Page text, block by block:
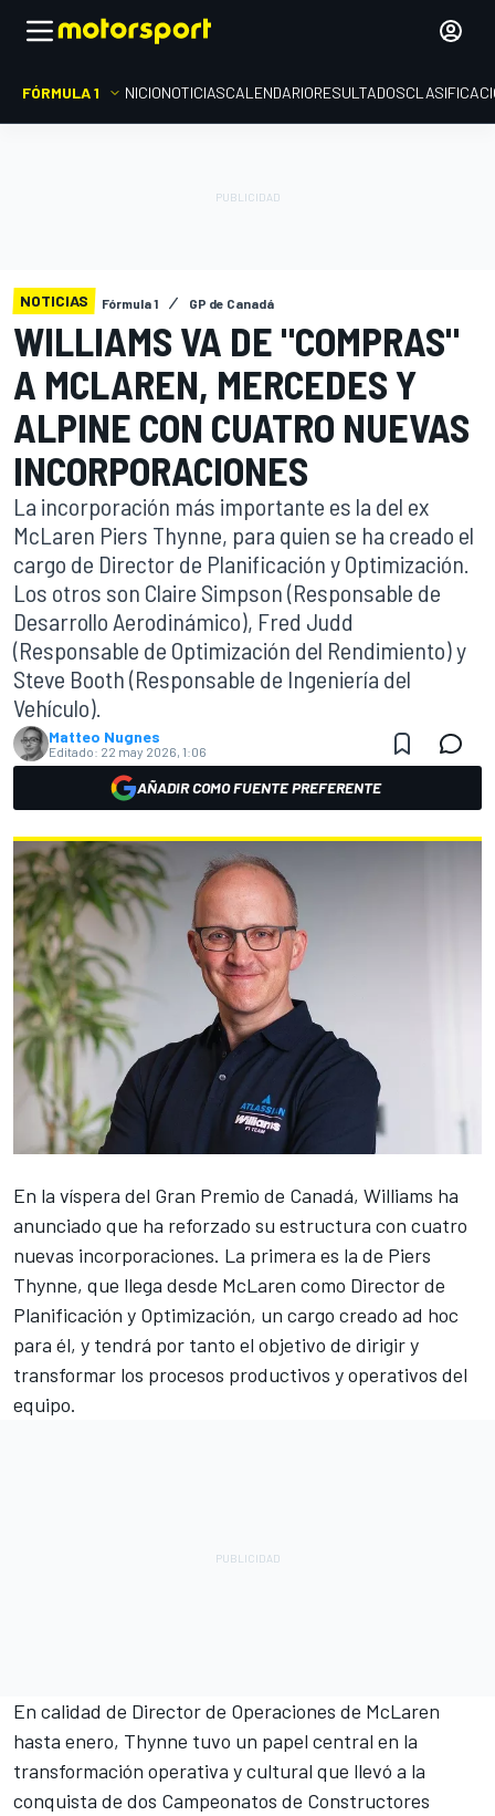
FÓRMULA 1 INICIONOTICIASCALENDARIORESULTADOS
NOTICIAS Fórmula 1 GP de Canadá
WILLIAMS VA DE "COMPRAS"
A MCLAREN, MERCEDES Y
ALPINE CON CUATRO NUEVAS
INCORPORACIONES
La incorporación más importante es la del ex
McLaren Piers Thynne, para quien se ha creado el
cargo de Director de Planificación y Optimización.
Los otros son Claire Simpson (Responsable de
Desarrollo Aerodinámico), Fred Judd
(Responsable de Optimización del Rendimiento) y
Steve Booth (Responsable de Ingeniería del
Vehículo).
Matteo Nugnes
Editado: 22 may 2026, 1:06
AÑADIR COMO FUENTE PREFERENTE
En la víspera del Gran Premio de Canadá, Williams ha
anunciado que ha reforzado su estructura con cuatro
nuevas incorporaciones. La primera es la de Piers
Thynne, que llega desde McLaren como Director de
Planificación y Optimización, un cargo creado ad hoc
para él, y tendrá por tanto el objetivo de dirigir y
transformar los procesos productivos y operativos del
equipo.
En calidad de Director de Operaciones de McLaren
hasta enero, Thynne tuvo un papel central en la
transformación operativa y cultural que llevó a la
conquista de dos Campeonatos de Constructores